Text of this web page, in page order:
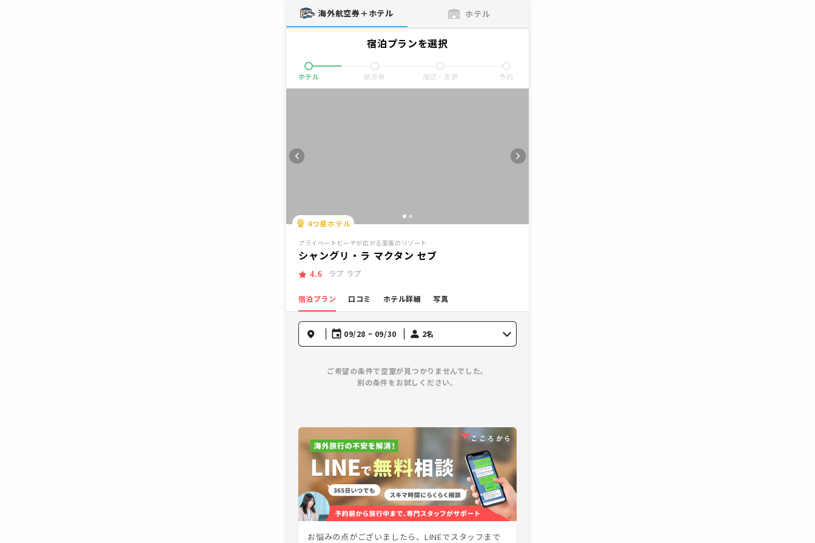
海外航空券＋ホテル ホテル
宿泊プランを選択
ホテル 航空券 確認・変更 予約
4つ星ホテル
プライベートビーチが広がる至高のリゾート
シャングリ・ラ マクタン セブ
4.6 ラプ ラプ
宿泊プラン 口コミ ホテル詳細 写真
09/28 ~ 09/30 2名
ご希望の条件で空室が見つかりませんでした。
別の条件をお試しください。
お悩みの点がございましたら、LINEでスタッフまで